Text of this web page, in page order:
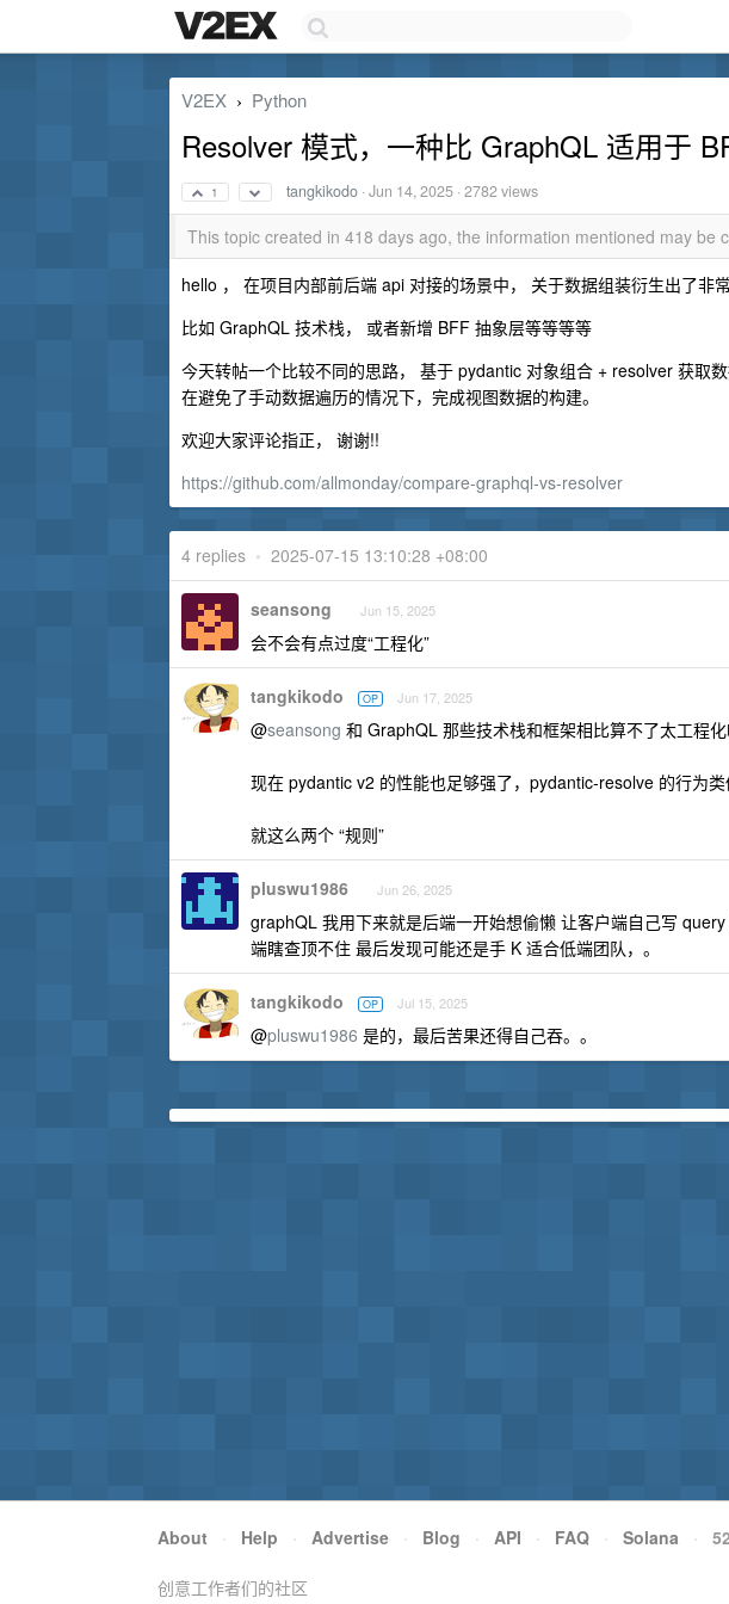
V2EX › Python
Resolver 模式，一种比 GraphQL 适用于
1 tangkikodo ·Jun 14, 2025 · 2782 views
This topic created in 418 days ago, the information mentioned may be
hello ， 在项目内部前后端 api 对接的场景中， 关于数据组装衍生出了非
比如 GraphQL 技术栈， 或者新增 BFF 抽象层等等等等
今天转帖一个比较不同的思路， 基于 pydantic 对象组合 + resolver 获取
在避免了手动数据遍历的情况下，完成视图数据的构建。
欢迎大家评论指正， 谢谢!!
https://github.com/allmonday/compare-graphql-vs-resolver
4 replies • 2025-07-15 13:10:28 +08:00
seansong Jun 15, 2025
会不会有点过度“工程化”
tangkikodo OP Jun 17, 2025
@seansong 和 GraphQL 那些技术栈和框架相比算不了太工程
现在 pydantic v2 的性能也足够强了，pydantic-resolve 的行为
就这么两个 “规则”
pluswu1986 Jun 26, 2025
graphQL 我用下来就是后端一开始想偷懒 让客户端自己写
端瞎查顶不住 最后发现可能还是手 K 适合低端团队，。
tangkikodo OP Jul 15, 2025
@pluswu1986 是的，最后苦果还得自己吞。。
About · Help · Advertise · Blog · API · FAQ · Solana ·
创意工作者们的社区